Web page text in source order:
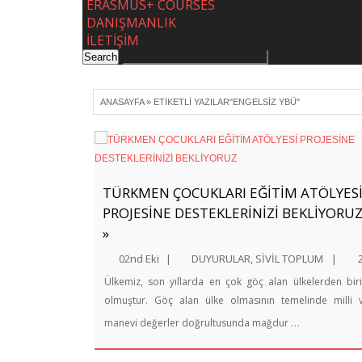
ERASMUS+ COURSES
DANIŞMANLIK
İLETİŞİM
ANASAYFA» ETIKETLI YAZILAR"ENGELSIZ YBÜ"
TÜRKMEN ÇOCUKLARI EĞİTİM ATÖLYESİ
PROJESİNE DESTEKLERİNİZİ BEKLİYORUZ
»
02nd Eki | DUYURULAR, SİVİL TOPLUM |
Ülkemiz, son yıllarda en çok göç alan ülkelerden
olmuştur. Göç alan ülke olmasının temelinde milli
manevi değerler doğrultusunda mağdur …